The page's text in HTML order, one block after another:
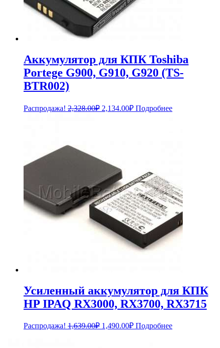
Аккумулятор для КПК Toshiba
Portege G900, G910, G920 (TS-
BTR002)
Распродажа! 2,328.00₽ Первоначальная
2,134.00₽Текущая
цена:
Подробнее
Усиленный аккумулятор для КПК
HP IPAQ RX3000, RX3700, RX3715
Распродажа! 1,639.00₽ Первоначальная
1,490.00₽Текущая
Подробнее